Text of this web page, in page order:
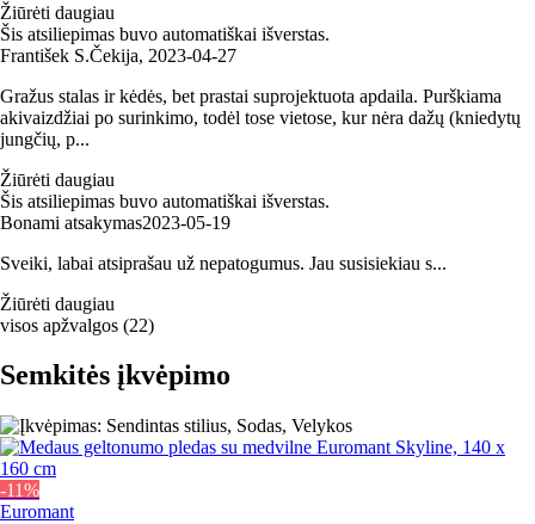
Žiūrėti daugiau
Šis atsiliepimas buvo automatiškai išverstas.
František S.Čekija, 2023‑04‑27
Gražus stalas ir kėdės, bet prastai suprojektuota apdaila. Purškiama
akivaizdžiai po surinkimo, todėl tose vietose, kur nėra dažų (kniedytų
jungčių, p...
Žiūrėti daugiau
Šis atsiliepimas buvo automatiškai išverstas.
Bonami atsakymas2023‑05‑19
Sveiki, labai atsiprašau už nepatogumus. Jau susisiekiau s...
Žiūrėti daugiau
visos apžvalgos (22)
Semkitės įkvėpimo
-11%
Euromant